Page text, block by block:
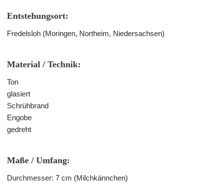
Entstehungsort:
Fredelsloh (Moringen, Northeim, Niedersachsen)
Material / Technik:
Ton
glasiert
Schrühbrand
Engobe
gedreht
Maße / Umfang:
Durchmesser: 7 cm (Milchkännchen)